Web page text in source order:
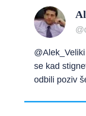
se kad
odbili poziv